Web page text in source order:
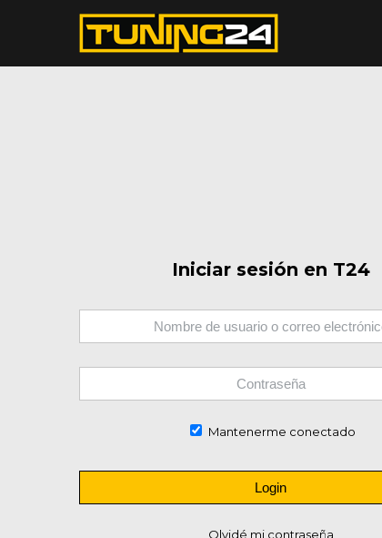
Iniciar sesión en T24
Mantenerme conectado
Olvidé mi contraseña